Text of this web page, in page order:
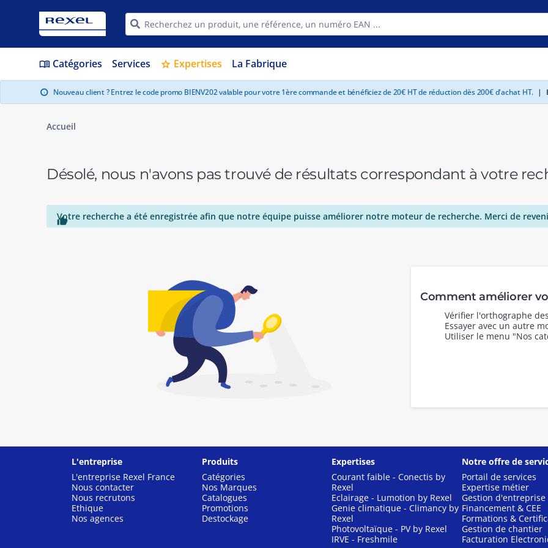
menu_book Catégories Services star Expertises La Fabrique
info Nouveau client ? Entrez le code promo BIENV202 valable pour votre 1ère commande et bénéficiez de 20€ HT de réduction dès 200€ d'achat HT. |
Accueil
Désolé, nous n'avons pas trouvé de résultats correspondant à votre

Votre recherche a été enregistrée afin que notre équipe puisse améliorer notre moteur de recherche. Merci de
Comment améliorer
Vérifier l'orthographe
Essayer avec un autre
Utiliser le menu "Nos
L'entreprise
L'entreprise Rexel France
Nous contacter
Nous recrutons
Ethique
Nos agences
Produits
Catégories
Nos Marques
Catalogues
Promotions
Destockage
Expertises
Courant faible - Conectis by
Rexel
Eclairage - Lumotion by Rexel
Genie climatique - Climancy by
Rexel
Photovoltaïque - PV by Rexel
IRVE - Freshmile
Notre offre de
Portail de services
Expertise métier
Gestion d'entreprise
Financement & CEE
Formations &
Gestion de chantier
Facturation